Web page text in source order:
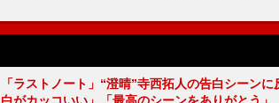
「ラストノート」“澄晴”寺西拓人の告白シーン